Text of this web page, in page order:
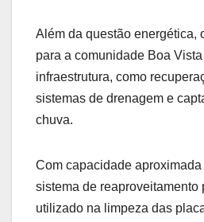
Além da questão energética,
para a comunidade Boa
infraestrutura, como
sistemas de drenagem e
chuva.
Com capacidade
sistema de reaproveitamento
utilizado na limpeza das